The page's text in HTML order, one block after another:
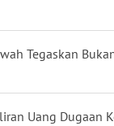
Tegaskan
Uang Dugaan